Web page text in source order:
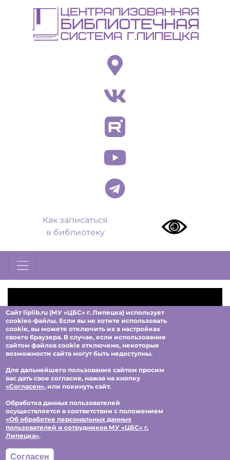
Сайт liplib.ru (МУ «ЦБС» г. Липецка) использует
cookies-файлы. Если вы не хотите использовать
cookie, вы можете отключить их в настройках
своего браузера. В случае, если использование
сайтом файлов cookie отключено, некоторые
возможности сайта могут быть недоступны.
Для дальнейшего пользования сайтом просим
вас дать свое согласие, нажав на кнопку
«Согласен», или покинуть сайт.
Обработка данных пользователей
осуществляется в соответствии с положением
«Об обработке персональных данных
пользователей и сотрудников МУ «ЦБС» г.
Липецка».
Согласен
Перейти
к
основному
Как записаться
в библиотеку
Раздел: Из коллекции Музея редкой книги